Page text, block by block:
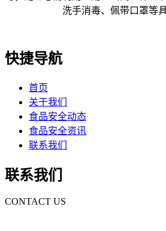
洗手消毒、佩带口罩等
快捷导航
首页
关于我们
食品安全动态
食品安全资讯
联系我们
联系我们
CONTACT US